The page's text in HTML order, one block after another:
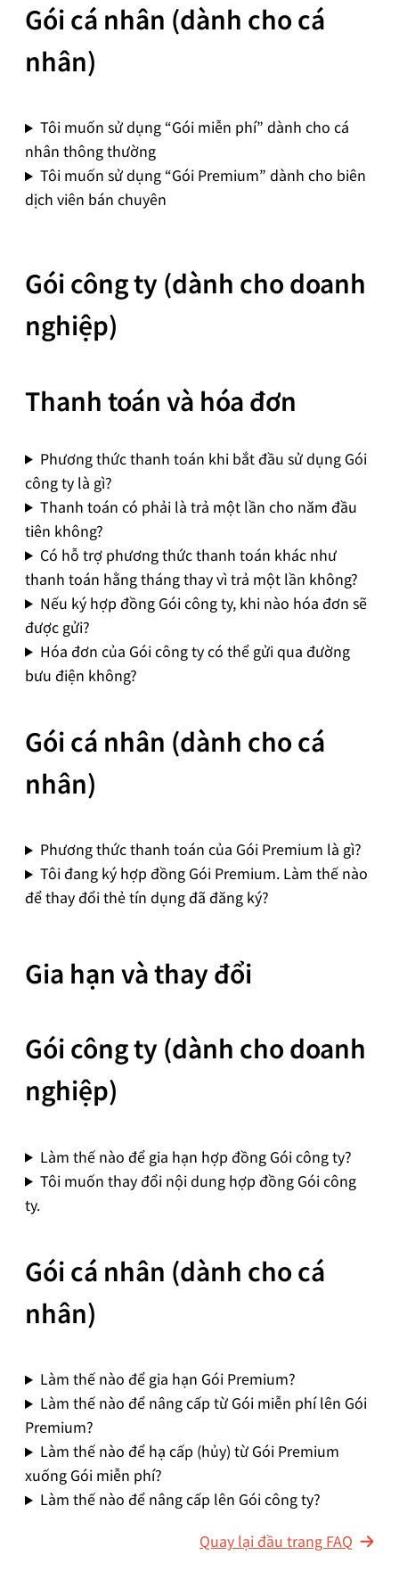
Gói cá nhân (dành cho cá
nhân)
Tôi muốn sử dụng “Gói miễn phí” dành cho cá
nhân thông thường
Tôi muốn sử dụng “Gói Premium” dành cho biên
dịch viên bán chuyên
Gói công ty (dành cho doanh
nghiệp)
Thanh toán và hóa đơn
Phương thức thanh toán khi bắt đầu sử dụng Gói
công ty là gì?
Thanh toán có phải là trả một lần cho năm đầu
tiên không?
Có hỗ trợ phương thức thanh toán khác như
thanh toán hằng tháng thay vì trả một lần không?
Nếu ký hợp đồng Gói công ty, khi nào hóa đơn sẽ
được gửi?
Hóa đơn của Gói công ty có thể gửi qua đường
bưu điện không?
Gói cá nhân (dành cho cá
nhân)
Phương thức thanh toán của Gói Premium là gì?
Tôi đang ký hợp đồng Gói Premium. Làm thế nào
để thay đổi thẻ tín dụng đã đăng ký?
Gia hạn và thay đổi
Gói công ty (dành cho doanh
nghiệp)
Làm thế nào để gia hạn hợp đồng Gói công ty?
Tôi muốn thay đổi nội dung hợp đồng Gói công
ty.
Gói cá nhân (dành cho cá
nhân)
Làm thế nào để gia hạn Gói Premium?
Làm thế nào để nâng cấp từ Gói miễn phí lên Gói
Premium?
Làm thế nào để hạ cấp (hủy) từ Gói Premium
xuống Gói miễn phí?
Làm thế nào để nâng cấp lên Gói công ty?
Quay lại đầu trang FAQ